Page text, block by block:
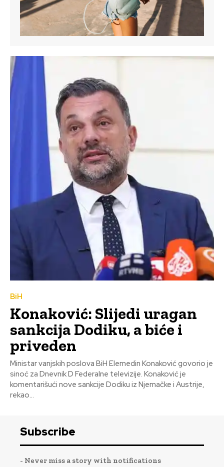
BiH
Konaković: Slijedi uragan
sankcija Dodiku, a biće i
priveden
Ministar vanjskih poslova BiH Elemedin Konaković govorio je
sinoć za Dnevnik D Federalne televizije. Konaković je
komentarišući nove sankcije Dodiku iz Njemačke i Austrije,
rekao...
Subscribe
- Never miss a story with notifications